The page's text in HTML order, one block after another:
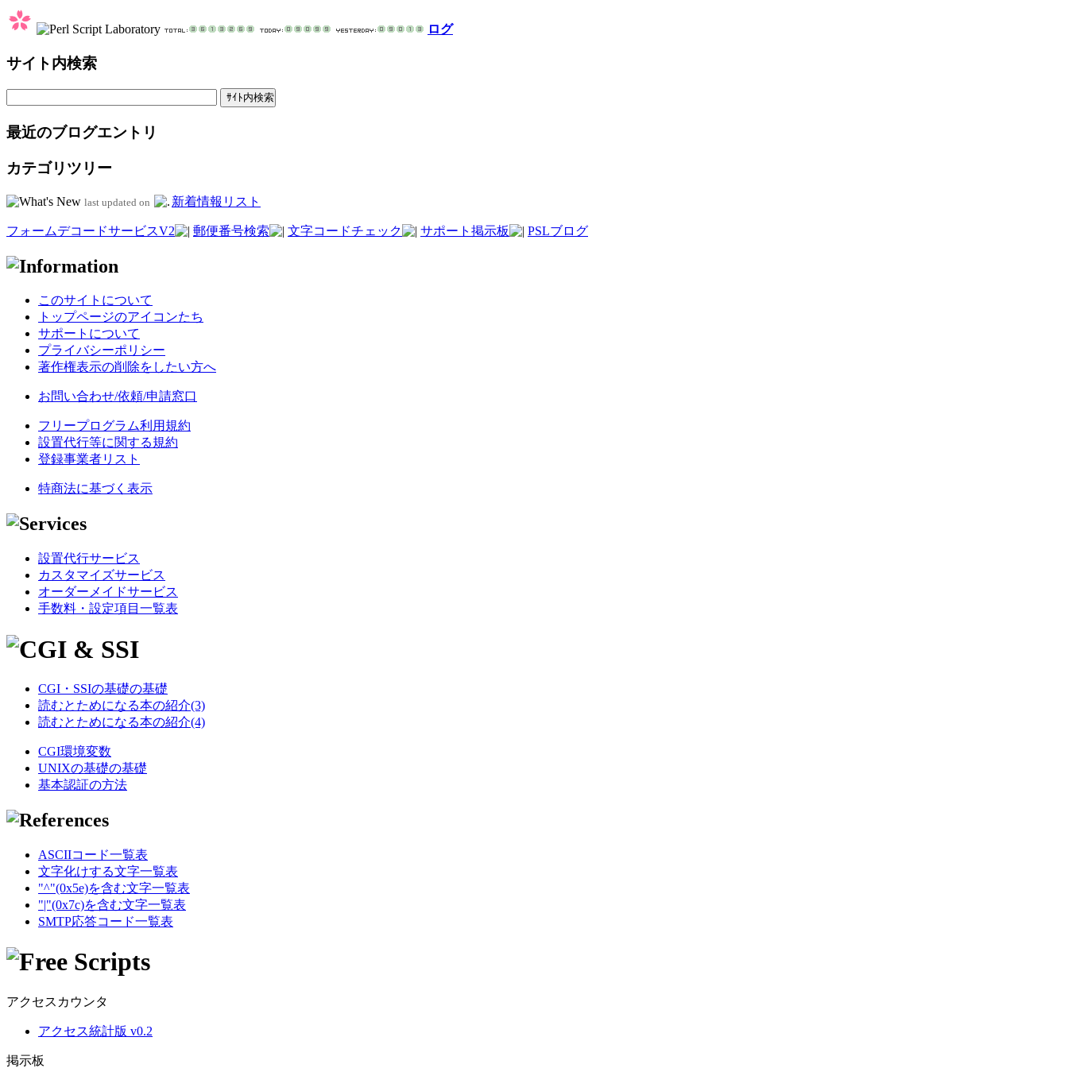
ログ
サイト内検索
最近のブログエントリ
カテゴリツリー
last updated on 新着情報リスト
フォームデコードサービスV2 郵便番号検索 文字コードチェック サポート掲示板 PSLブログ
このサイトについて
トップページのアイコンたち
サポートについて
プライバシーポリシー
著作権表示の削除をしたい方へ
お問い合わせ/依頼/申請窓口
フリープログラム利用規約
設置代行等に関する規約
登録事業者リスト
特商法に基づく表示
設置代行サービス
カスタマイズサービス
オーダーメイドサービス
手数料・設定項目一覧表
CGI・SSIの基礎の基礎
読むとためになる本の紹介(3)
読むとためになる本の紹介(4)
CGI環境変数
UNIXの基礎の基礎
基本認証の方法
ASCIIコード一覧表
文字化けする文字一覧表
"^"(0x5e)を含む文字一覧表
"|"(0x7c)を含む文字一覧表
SMTP応答コード一覧表
アクセスカウンタ
アクセス統計版 v0.2
掲示板